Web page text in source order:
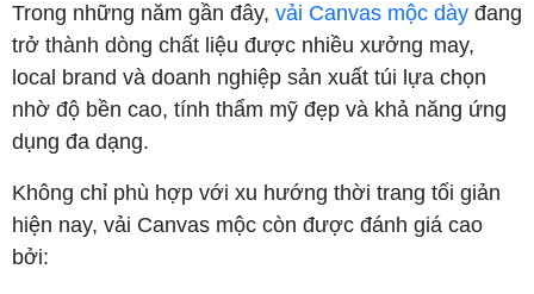
Trong những năm gần đây, vải Canvas mộc dày đang
trở thành dòng chất liệu được nhiều xưởng may,
local brand và doanh nghiệp sản xuất túi lựa chọn
nhờ độ bền cao, tính thẩm mỹ đẹp và khả năng ứng
dụng đa dạng.
Không chỉ phù hợp với xu hướng thời trang tối giản
hiện nay, vải Canvas mộc còn được đánh giá cao
bởi: